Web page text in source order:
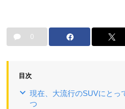
0
目次
現在、大流行のSUVにとっ
つ